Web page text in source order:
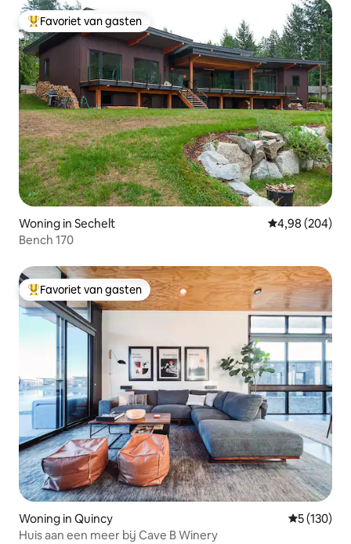
Topfavoriet van gasten
Favoriet van gasten
Woning in Sechelt Gemiddelde
4,98 (204)
Bench 170
Topfavoriet van gasten
Favoriet van gasten
Woning in Quincy
5 (130)
Huis aan een meer bij Cave B Winery